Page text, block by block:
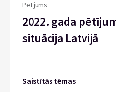
Pētījums
2022. gada
situācija Latvijā
Saistītās tēmas